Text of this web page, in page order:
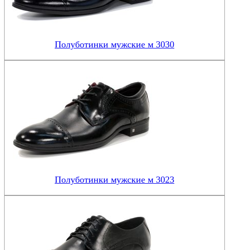
Полуботинки мужские м 3030
Полуботинки мужские м 3023